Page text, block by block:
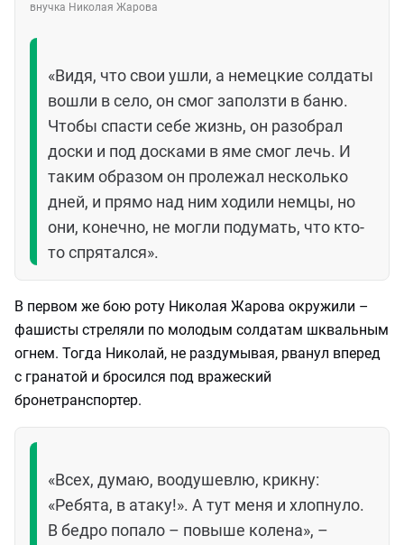
внучка Николая Жарова
«Видя, что свои ушли, а немецкие солдаты
вошли в село, он смог заползти в баню.
Чтобы спасти себе жизнь, он разобрал
доски и под досками в яме смог лечь. И
таким образом он пролежал несколько
дней, и прямо над ним ходили немцы, но
они, конечно, не могли подумать, что кто-
то спрятался».
В первом же бою роту Николая Жарова окружили –
фашисты стреляли по молодым солдатам шквальным
огнем. Тогда Николай, не раздумывая, рванул вперед
с гранатой и бросился под вражеский
бронетранспортер.
«Всех, думаю, воодушевлю, крикну:
«Ребята, в атаку!». А тут меня и хлопнуло.
В бедро попало – повыше колена», –